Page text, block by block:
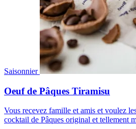
Saisonnier
Oeuf de Pâques Tiramisu
Vous recevez famille et amis et voulez
cocktail de Pâques original et tellement